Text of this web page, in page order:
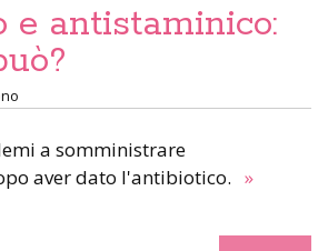
e antistaminico:
a somministrare
aver dato l'antibiotico. »